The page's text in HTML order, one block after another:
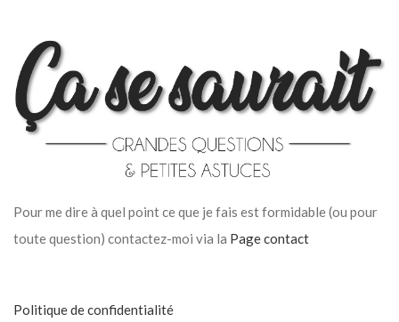
Pour me dire à quel point ce que je fais est formidable (ou pour
toute question) contactez-moi via la Page contact
Politique de confidentialité